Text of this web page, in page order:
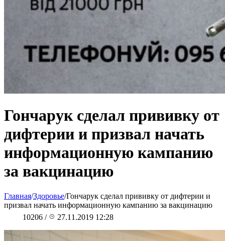
Гончарук сделал прививку от
дифтерии и призвал начать
информационную кампанию
за вакцинацию
Главная/Здоровье/Гончарук сделал прививку от дифтерии и
призвал начать информационную кампанию за вакцинацию
10206 / 27.11.2019 12:28